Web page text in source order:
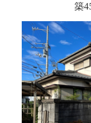
築